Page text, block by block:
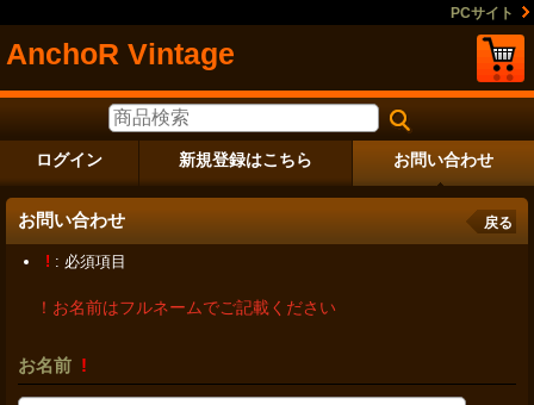
PCサイト
AnchoR Vintage
ログイン 新規登録はこちら お問い合わせ
お問い合わせ 戻る
! : 必須項目
！お名前はフルネームでご記載ください
お名前 !